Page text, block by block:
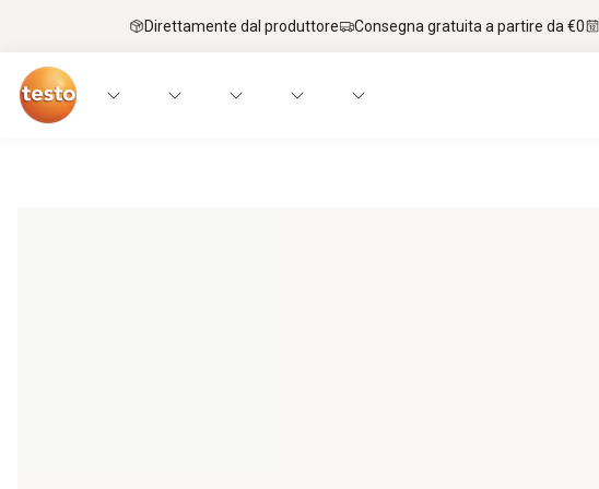
Direttamente dal produttore Consegna gratuita a partire da €0